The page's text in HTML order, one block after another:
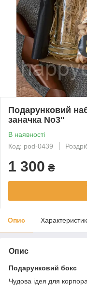
Подарунковий
заначка No3"
В наявності
Код: pod-0439
1 300 ₴
Опис
Опис
Подарунковий бокс
Чудова ідея для